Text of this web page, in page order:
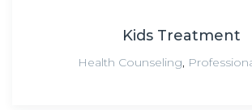
Kids Treatment
Health Counseling,